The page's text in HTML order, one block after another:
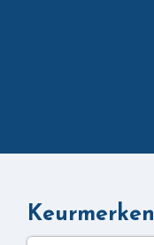
Keurmerken